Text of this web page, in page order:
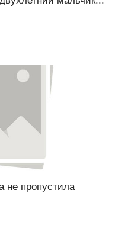
не пропустила